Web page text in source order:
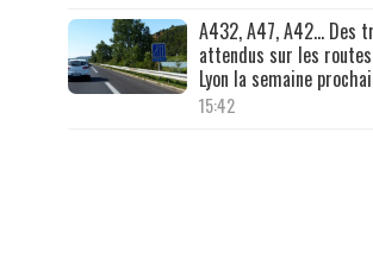
A432, A47, A42… Des
attendus sur les
Lyon la semaine
15:42